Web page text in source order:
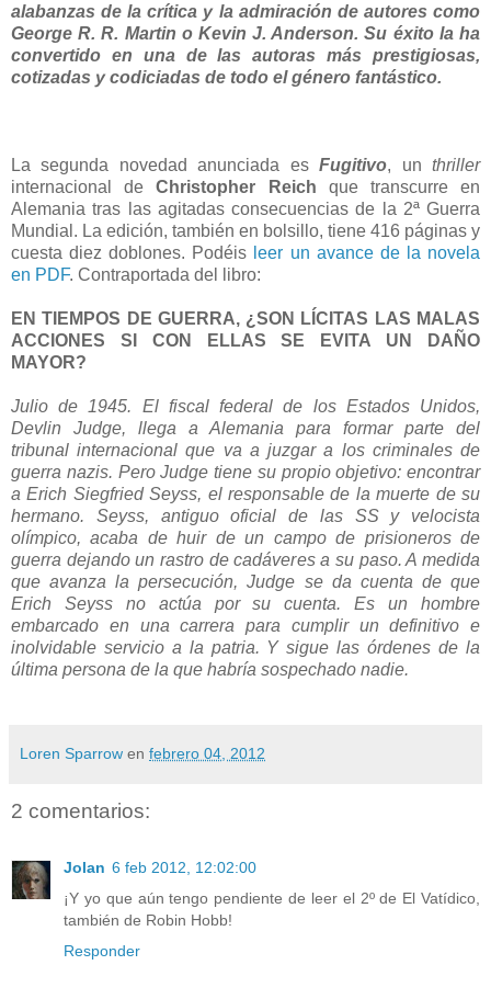
alabanzas de la crítica y la admiración de autores como
George R. R. Martin o Kevin J. Anderson. Su éxito la ha
convertido en una de las autoras más prestigiosas,
cotizadas y codiciadas de todo el género fantástico.
La segunda novedad anunciada esFugitivo, unthriller
internacional deChristopher Reich que transcurre en
Alemania tras las agitadas consecuencias de la 2ª Guerra
Mundial. La edición, también en bolsillo, tiene 416 páginas y
cuesta diez doblones. Podéis leer un avance de la novela
en PDF. Contraportada del libro:
EN TIEMPOS DE GUERRA, ¿SON LÍCITAS LAS MALAS
ACCIONES SI CON ELLAS SE EVITA UN DAÑO
MAYOR?
Julio de 1945. El fiscal federal de los Estados Unidos,
Devlin Judge, llega a Alemania para formar parte del
tribunal internacional que va a juzgar a los criminales de
guerra nazis. Pero Judge tiene su propio objetivo: encontrar
a Erich Siegfried Seyss, el responsable de la muerte de su
hermano. Seyss, antiguo oficial de las SS y velocista
olímpico, acaba de huir de un campo de prisioneros de
guerra dejando un rastro de cadáveres a su paso. A medida
que avanza la persecución, Judge se da cuenta de que
Erich Seyss no actúa por su cuenta. Es un hombre
embarcado en una carrera para cumplir un definitivo e
inolvidable servicio a la patria. Y sigue las órdenes de la
última persona de la que habría sospechado nadie.
Loren Sparrow en febrero 04, 2012
2 comentarios:
Jolan 6 feb 2012, 12:02:00
¡Y yo que aún tengo pendiente de leer el 2º de El Vatídico,
también de Robin Hobb!
Responder